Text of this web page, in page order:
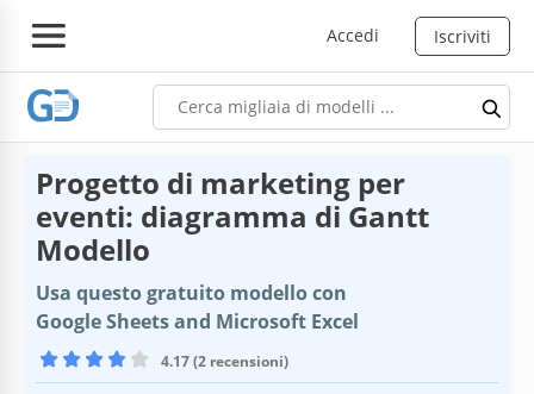
Accedi Iscriviti
Progetto di marketing per
eventi: diagramma di Gantt
Modello
Usa questo gratuito modello con
Google Sheets and Microsoft Excel
4.17 (2 recensioni)